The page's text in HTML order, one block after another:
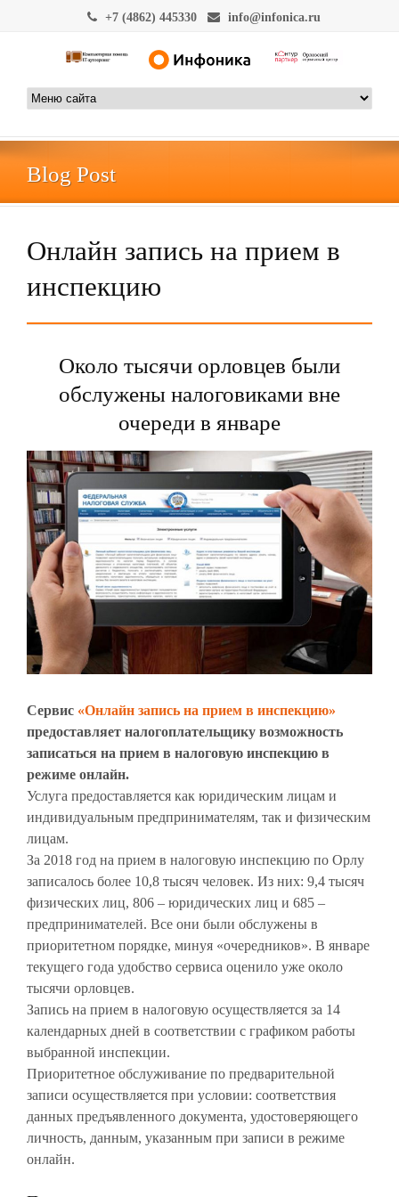
+7 (4862) 445330 info@infonica.ru
Blog Post
Онлайн запись на прием в
инспекцию
Около тысячи орловцев были
обслужены налоговиками вне
очереди в январе
Сервис «Онлайн запись на прием в инспекцию»
предоставляет налогоплательщику возможность
записаться на прием в налоговую инспекцию в
режиме онлайн.
Услуга предоставляется как юридическим лицам и
индивидуальным предпринимателям, так и физическим
лицам.
За 2018 год на прием в налоговую инспекцию по Орлу
записалось более 10,8 тысяч человек. Из них: 9,4 тысяч
физических лиц, 806 – юридических лиц и 685 –
предпринимателей. Все они были обслужены в
приоритетном порядке, минуя «очередников». В январе
текущего года удобство сервиса оценило уже около
тысячи орловцев.
Запись на прием в налоговую осуществляется за 14
календарных дней в соответствии с графиком работы
выбранной инспекции.
Приоритетное обслуживание по предварительной
записи осуществляется при условии: соответствия
данных предъявленного документа, удостоверяющего
личность, данным, указанным при записи в режиме
онлайн.